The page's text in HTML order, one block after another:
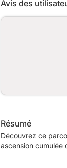
Avis des
Résumé
Découvrez ce
ascension cumulée